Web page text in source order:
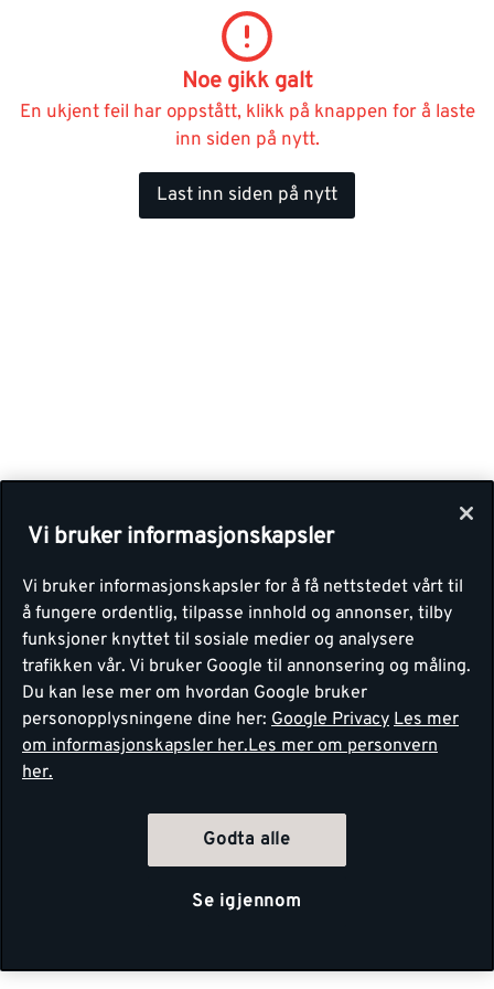
Noe gikk galt
En ukjent feil har oppstått, klikk på knappen for å laste
inn siden på nytt.
Last inn siden på nytt
Vi bruker informasjonskapsler
Vi bruker informasjonskapsler for å få nettstedet vårt til
å fungere ordentlig, tilpasse innhold og annonser, tilby
funksjoner knyttet til sosiale medier og analysere
trafikken vår. Vi bruker Google til annonsering og måling.
Du kan lese mer om hvordan Google bruker
personopplysningene dine her: Google Privacy Les mer
om informasjonskapsler her.Les mer om personvern
her.
Godta alle
Se igjennom